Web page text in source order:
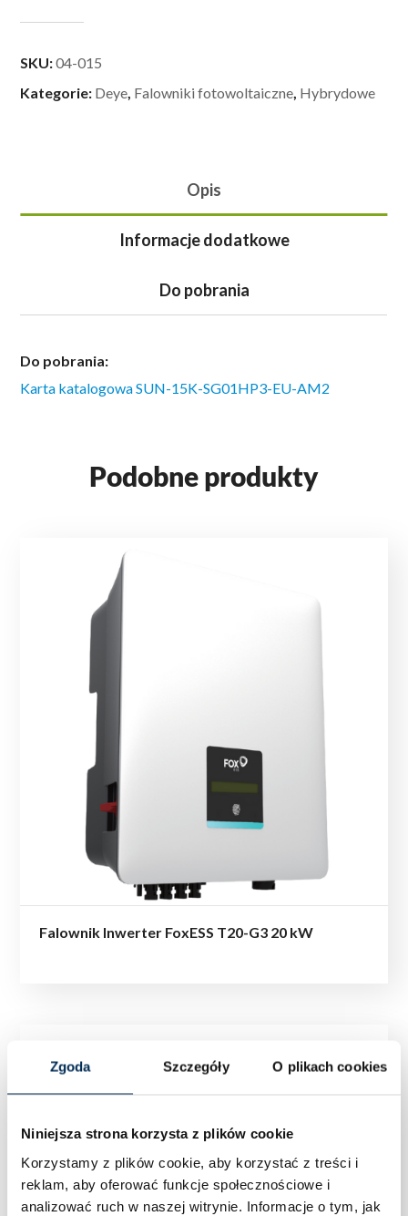
Zgoda Szczegóły O plikach cookies
Niniejsza strona korzysta z plików cookie
Korzystamy z plików cookie, aby korzystać z treści i
reklam, aby oferować funkcje społecznościowe i
analizować ruch w naszej witrynie. Informacje o tym, jak
SKU:04-015
Kategorie: Deye, Falowniki fotowoltaiczne, Hybrydowe
Opis
Informacje dodatkowe
Do pobrania
Do pobrania:
Karta katalogowa SUN-15K-SG01HP3-EU-AM2
Podobne produkty
Falownik Inwerter FoxESS T20-G3 20 kW